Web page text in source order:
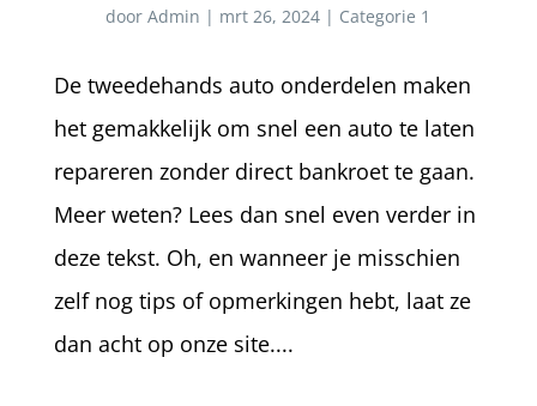
doorAdmin | mrt 26, 2024 | Categorie 1
De tweedehands auto onderdelen maken
het gemakkelijk om snel een auto te laten
repareren zonder direct bankroet te gaan.
Meer weten? Lees dan snel even verder in
deze tekst. Oh, en wanneer je misschien
zelf nog tips of opmerkingen hebt, laat ze
dan acht op onze site....